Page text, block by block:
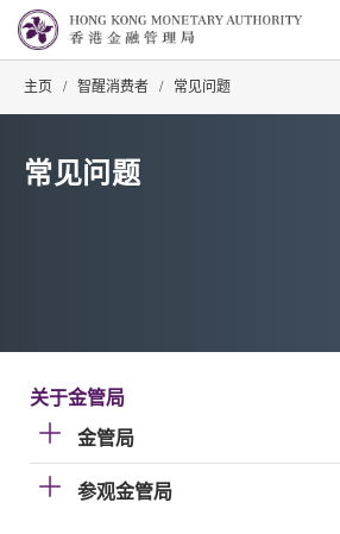
主页 / 智醒消费者 / 常见问题
常见问题
关于金管局
金管局
参观金管局